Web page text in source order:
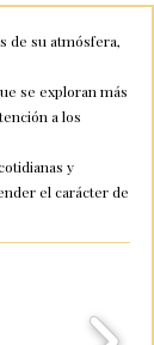
de su atmósfera,
se exploran más
a los
y
el carácter de